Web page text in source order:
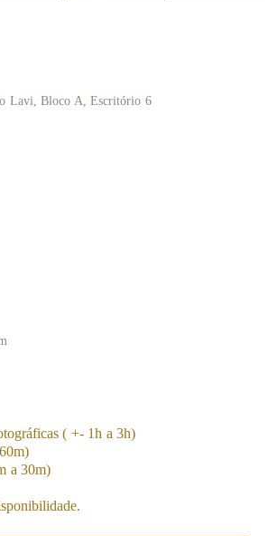
Lavi, Bloco A, Escritório 6
( +- 1h a 3h)
a 30m)